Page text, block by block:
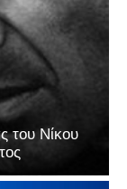
του Νίκου